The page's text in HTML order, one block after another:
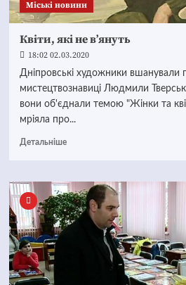
Mіські новини
Квіти, які не в’януть
18:02 02.03.2020
Дніпровські художники вшанували
мистецтвознавиці Людмили
вони об'єднали темою "Жінки та
мріяла про...
Детальніше